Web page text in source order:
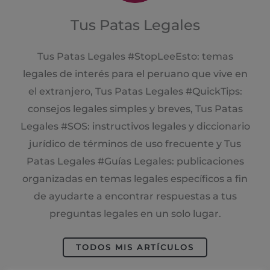
Tus Patas Legales
Tus Patas Legales #StopLeeEsto: temas
legales de interés para el peruano que vive en
el extranjero, Tus Patas Legales #QuickTips:
consejos legales simples y breves, Tus Patas
Legales #SOS: instructivos legales y diccionario
jurídico de términos de uso frecuente y Tus
Patas Legales #Guías Legales: publicaciones
organizadas en temas legales específicos a fin
de ayudarte a encontrar respuestas a tus
preguntas legales en un solo lugar.
TODOS MIS ARTÍCULOS